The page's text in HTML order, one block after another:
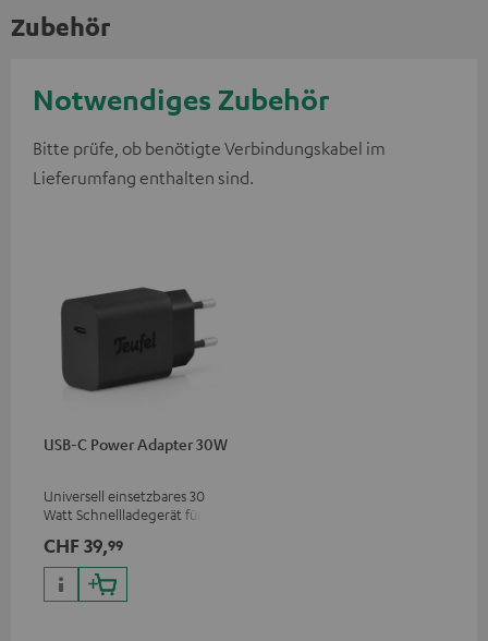
Zubehör
Notwendiges Zubehör
Bitte prüfe, ob benötigte Verbindungskabel im
Lieferumfang enthalten sind.
USB-C Power Adapter 30W
Universell einsetzbares 30
Watt Schnellladegerät für
Apple iPhones, Android
Smartphones, Tablets und
Geräte mit USB-C-Anschluss
CHF 39,99